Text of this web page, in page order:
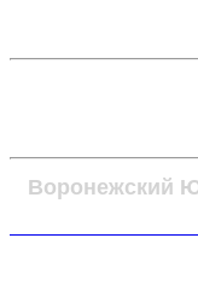
Воронежский